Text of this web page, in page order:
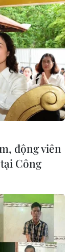
động viên
Công